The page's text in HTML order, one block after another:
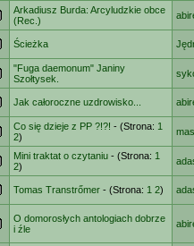
Arkadiusz Burda: Arcyludzkie obce
(Rec.)
Ścieżka
"Fuga daemonum" Janiny
Szołtysek.
Jak całoroczne uzdrowisko...
Co się dzieje z PP ?!?! - (Strona: 1
2)
Mini traktat o czytaniu - (Strona: 1
2)
Tomas Transtrőmer - (Strona: 1 2)
O domorosłych antologiach dobrze
i źle